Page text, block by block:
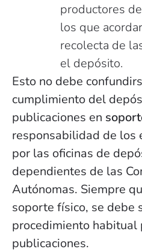
productores
los que
recolecta de
el depósito.
Esto no debe
cumplimiento del
publicaciones en
responsabilidad de los
por las oficinas de
dependientes de las
Autónomas. Siempre
soporte físico, se debe
procedimiento habitual
publicaciones.